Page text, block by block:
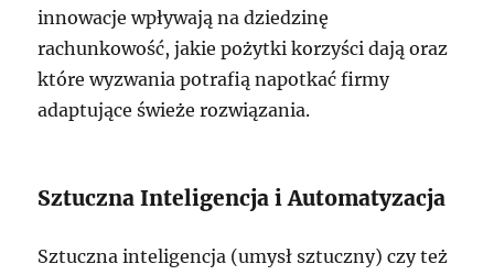
innowacje wpływają na dziedzinę
rachunkowość, jakie pożytki korzyści dają oraz
które wyzwania potrafią napotkać firmy
adaptujące świeże rozwiązania.
Sztuczna Inteligencja i Automatyzacja
Sztuczna inteligencja (umysł sztuczny) czy też